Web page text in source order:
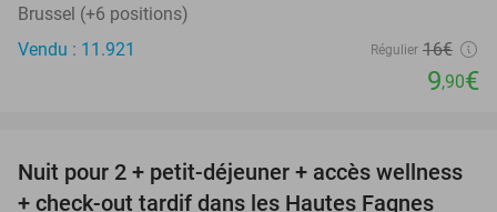
Brussel (+6 positions)
Vendu : 11.921
Régulier 16€
9,90€
32%
Nuit pour 2 + petit-déjeuner + accès wellness
+ check-out tardif dans les Hautes Fagnes